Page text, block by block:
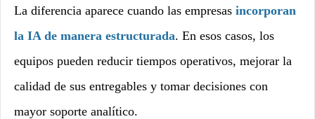
La diferencia aparece cuando las empresas incorporan
la IA de manera estructurada. En esos casos, los
equipos pueden reducir tiempos operativos, mejorar la
calidad de sus entregables y tomar decisiones con
mayor soporte analítico.